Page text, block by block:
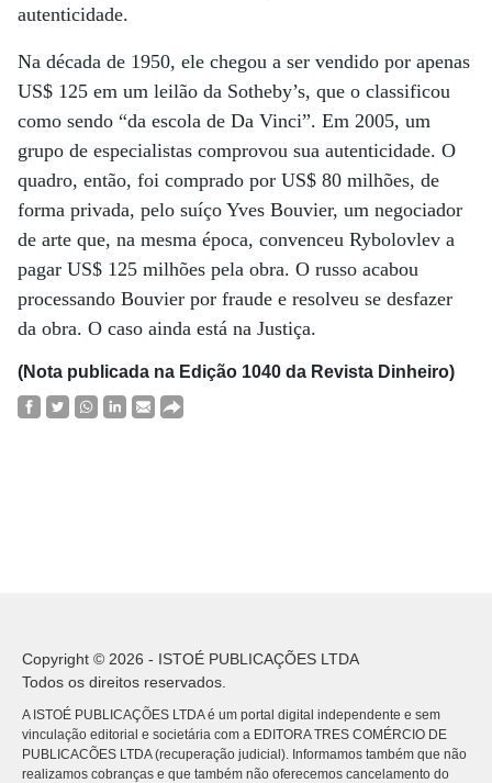
autenticidade.
Na década de 1950, ele chegou a ser vendido por apenas
US$ 125 em um leilão da Sotheby’s, que o classificou
como sendo “da escola de Da Vinci”. Em 2005, um
grupo de especialistas comprovou sua autenticidade. O
quadro, então, foi comprado por US$ 80 milhões, de
forma privada, pelo suíço Yves Bouvier, um negociador
de arte que, na mesma época, convenceu Rybolovlev a
pagar US$ 125 milhões pela obra. O russo acabou
processando Bouvier por fraude e resolveu se desfazer
da obra. O caso ainda está na Justiça.
(Nota publicada na Edição 1040 da Revista Dinheiro)
Copyright © 2026 - ISTOÉ PUBLICAÇÕES LTDA
Todos os direitos reservados.
A ISTOÉ PUBLICAÇÕES LTDA é um portal digital independente e sem
vinculação editorial e societária com a EDITORA TRES COMÉRCIO DE
PUBLICACÕES LTDA (recuperação judicial). Informamos também que não
realizamos cobranças e que também não oferecemos cancelamento do